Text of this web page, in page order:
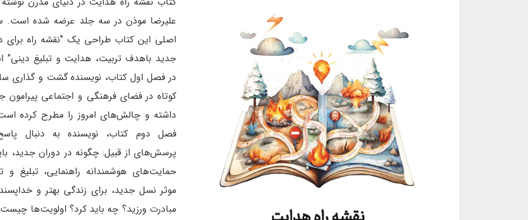
علیرضا موذن در سه جلد عرضه شده
اصلی این کتاب طراحی یک "نقشه راه برای
جدید باهدف تربیت، هدایت و تبلیغ دینی"
در فصل اول کتاب، نویسنده گشت و گذاری
کوتاه در فضای فرهنگی و اجتماعی پیرامون
داشته و چالش‌های امروز را مطرح کرده
فصل دوم کتاب، نویسنده به دنبال
پرسش‌های از قبیل: چگونه در دوران جدید،
حمایت‌های هوشمندانه راهنمایی، تبلیغ و
موثر نسل جدید، برای زندگی بهتر و
مبادرت ورزید؟ چه باید کرد؟ اولویت‌ها